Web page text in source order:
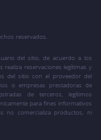
reservados.
del sitio, de acuerdo a los
realiza reservaciones legítimas y
del sitio con el proveedor del
o empresas prestadoras de
de terceros, legítimos
para fines informativos
no comercializa productos, ni